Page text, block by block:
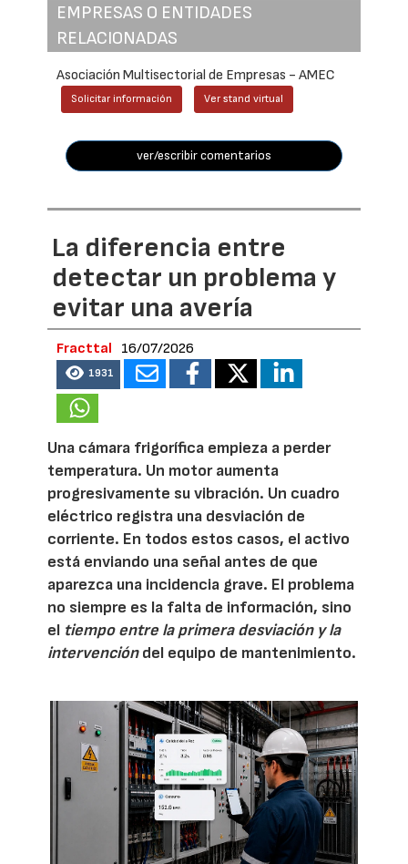
EMPRESAS O ENTIDADES
RELACIONADAS
Asociación Multisectorial de Empresas - AMEC
Solicitar información Ver stand virtual
ver/escribir comentarios
La diferencia entre
detectar un problema y
evitar una avería
Fracttal 16/07/2026
1931
Una cámara frigorífica empieza a perder
temperatura. Un motor aumenta
progresivamente su vibración. Un cuadro
eléctrico registra una desviación de
corriente. En todos estos casos, el activo
está enviando una señal antes de que
aparezca una incidencia grave. El problema
no siempre es la falta de información, sino
el tiempo entre la primera desviación y la
intervencióndel equipo de mantenimiento.